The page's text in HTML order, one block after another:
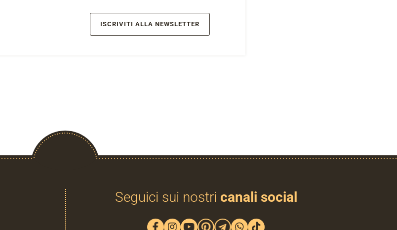
ISCRIVITI ALLA NEWSLETTER
Seguici sui nostri canali social